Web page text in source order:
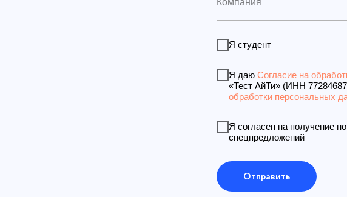
Я студент
Я даю Согласие на
«Тест АйТи» (ИНН
обработки персональных
Я согласен на получение
спецпредложений
Отправить